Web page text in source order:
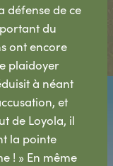
défense de ce
du
ont encore
plaidoyer
à néant
et
de Loyola, il
la pointe
! » En même